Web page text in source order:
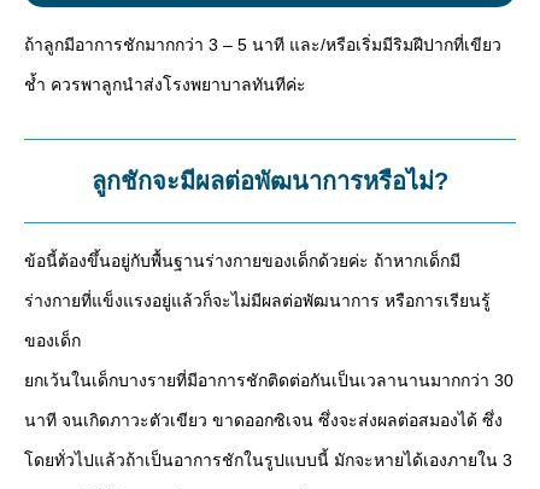
ถ้าลูกมีอาการชักมากกว่า 3 – 5 นาที และ/หรือเริ่มมีริมฝีปากที่เขียว
ช้ำ ควรพาลูกนำส่งโรงพยาบาลทันทีค่ะ
ลูกชักจะมีผลต่อพัฒนาการหรือไม่?
ข้อนี้ต้องขึ้นอยู่กับพื้นฐานร่างกายของเด็กด้วยค่ะ ถ้าหากเด็กมี
ร่างกายที่แข็งแรงอยู่แล้วก็จะไม่มีผลต่อพัฒนาการ หรือการเรียนรู้
ของเด็ก
ยกเว้นในเด็กบางรายที่มีอาการชักติดต่อกันเป็นเวลานานมากกว่า 30
นาที จนเกิดภาวะตัวเขียว ขาดออกซิเจน ซึ่งจะส่งผลต่อสมองได้ ซึ่ง
โดยทั่วไปแล้วถ้าเป็นอาการชักในรูปแบบนี้ มักจะหายได้เองภายใน 3